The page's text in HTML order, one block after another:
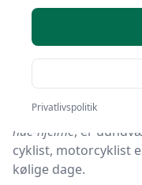
I denne guide
at vide om
funktionelle fordele
Hjelmhuer, også
hue-hjelme, er
cyklist, motorcyklist
kølige dage.
Privatlivspolitik